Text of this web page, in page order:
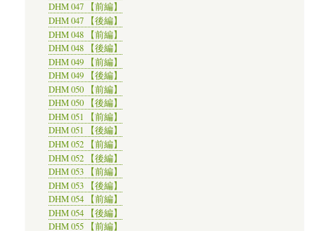
DHM 047 【前編】
DHM 047 【後編】
DHM 048 【前編】
DHM 048 【後編】
DHM 049 【前編】
DHM 049 【後編】
DHM 050 【前編】
DHM 050 【後編】
DHM 051 【前編】
DHM 051 【後編】
DHM 052 【前編】
DHM 052 【後編】
DHM 053 【前編】
DHM 053 【後編】
DHM 054 【前編】
DHM 054 【後編】
DHM 055 【前編】